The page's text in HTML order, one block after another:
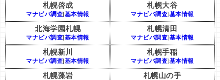
札幌啓成
マナビバ調査|基本情報
札幌大谷
マナビバ調査|基本情報
北海学園札幌
マナビバ調査|基本情報
札幌清田
マナビバ調査|基本情報
札幌新川
マナビバ調査|基本情報
札幌手稲
マナビバ調査|基本情報
札幌藻岩 札幌山の手